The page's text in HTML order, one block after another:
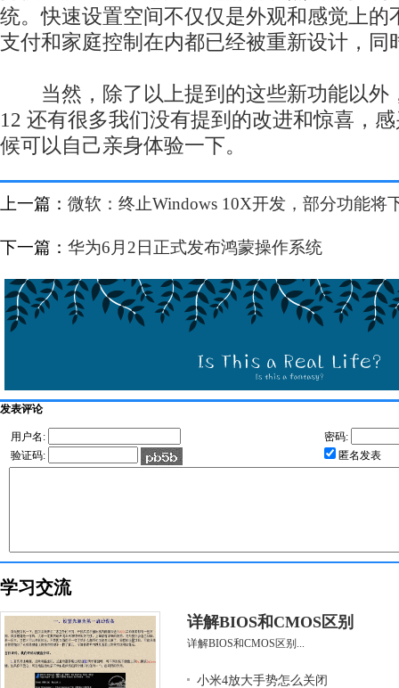
统。快速设置空间不仅仅是外观和感觉上的
支付和家庭控制在内都已经被重新设计，同
当然，除了以上提到的这些新功能以外
12 还有很多我们没有提到的改进和惊喜，
候可以自己亲身体验一下。
上一篇： 微软：终止Windows 10X开发，部分功能将
下一篇： 华为6月2日正式发布鸿蒙操作系统
发表评论
用户名:
密码:
验证码:
匿名发表
学习交流
详解BIOS和CMOS区别
详解BIOS和CMOS区别...
小米4放大手势怎么关闭